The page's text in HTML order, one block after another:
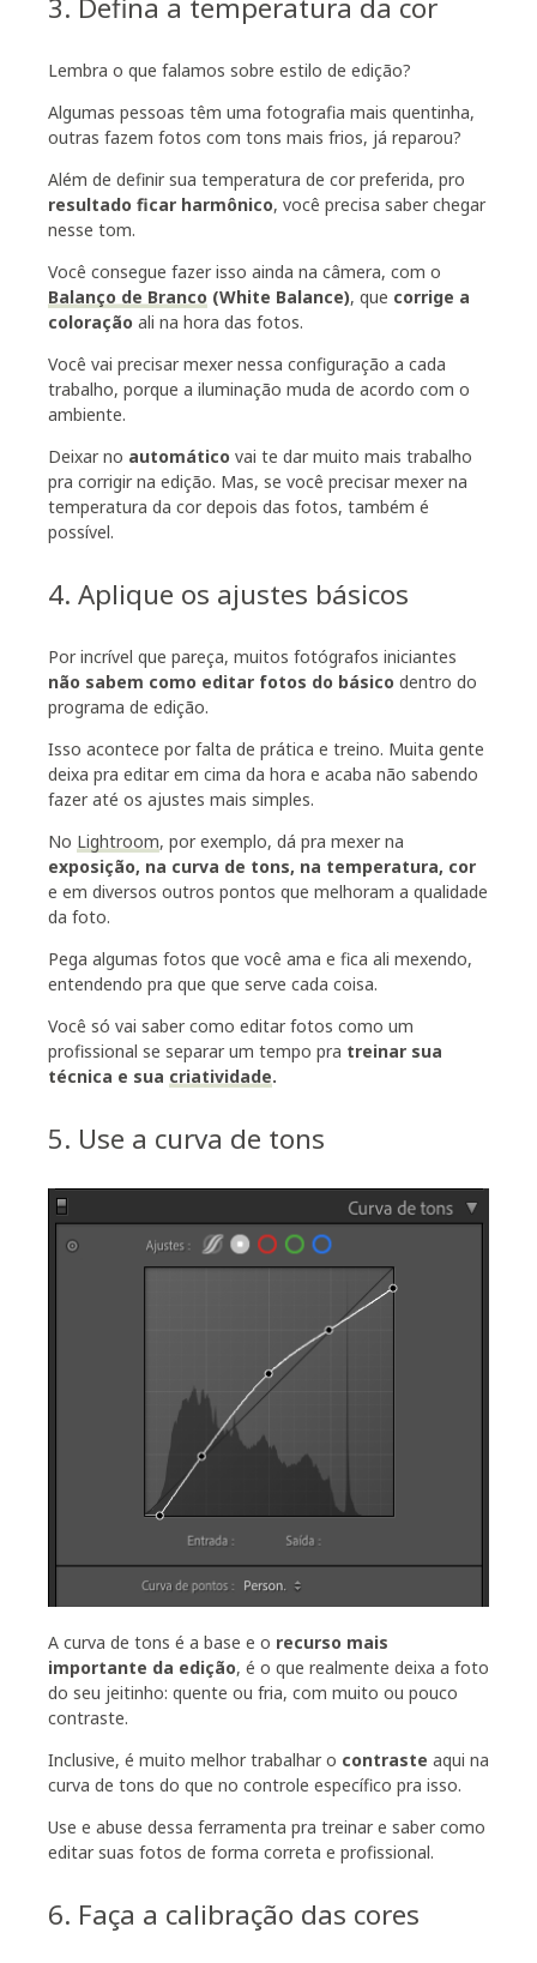
3. Defina a temperatura da cor
Lembra o que falamos sobre estilo de edição?
Algumas pessoas têm uma fotografia mais quentinha,
outras fazem fotos com tons mais frios, já reparou?
Além de definir sua temperatura de cor preferida, pro
resultado ficar harmônico, você precisa saber chegar
nesse tom.
Você consegue fazer isso ainda na câmera, com o
Balanço de Branco (White Balance), que corrige a
coloração ali na hora das fotos.
Você vai precisar mexer nessa configuração a cada
trabalho, porque a iluminação muda de acordo com o
ambiente.
Deixar no automático vai te dar muito mais trabalho
pra corrigir na edição. Mas, se você precisar mexer na
temperatura da cor depois das fotos, também é
possível.
4. Aplique os ajustes básicos
Por incrível que pareça, muitos fotógrafos iniciantes
não sabem como editar fotos do básico dentro do
programa de edição.
Isso acontece por falta de prática e treino. Muita gente
deixa pra editar em cima da hora e acaba não sabendo
fazer até os ajustes mais simples.
No Lightroom, por exemplo, dá pra mexer na
exposição, na curva de tons, na temperatura, cor
e em diversos outros pontos que melhoram a qualidade
da foto.
Pega algumas fotos que você ama e fica ali mexendo,
entendendo pra que que serve cada coisa.
Você só vai saber como editar fotos como um
profissional se separar um tempo pra treinar sua
técnica e sua criatividade.
5. Use a curva de tons
A curva de tons é a base e o recurso mais
importante da edição, é o que realmente deixa a foto
do seu jeitinho: quente ou fria, com muito ou pouco
contraste.
Inclusive, é muito melhor trabalhar o contraste aqui na
curva de tons do que no controle específico pra isso.
Use e abuse dessa ferramenta pra treinar e saber como
editar suas fotos de forma correta e profissional.
6. Faça a calibração das cores